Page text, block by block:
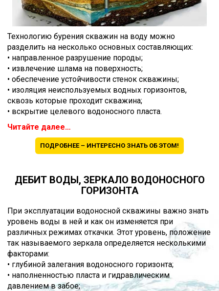
Технологию бурения скважин на воду можно
разделить на несколько основных составляющих:
• направленное разрушение породы;
• извлечение шлама на поверхность;
• обеспечение устойчивости стенок скважины;
• изоляция неиспользуемых водных горизонтов,
сквозь которые проходит скважина;
• вскрытие целевого водоносного пласта.
Читайте далее…
ПОДРОБНЕЕ – ИНТЕРЕСНО ЗНАТЬ ОБ ЭТОМ!
ДЕБИТ ВОДЫ, ЗЕРКАЛО ВОДОНОСНОГО
ГОРИЗОНТА
При эксплуатации водоносной скважины важно знать
уровень воды в ней и как он изменяется при
различных режимах откачки. Этот уровень, положение
так называемого зеркала определяется несколькими
факторами:
• глубиной залегания водоносного горизонта;
• наполненностью пласта и гидравлическим
давлением в забое;